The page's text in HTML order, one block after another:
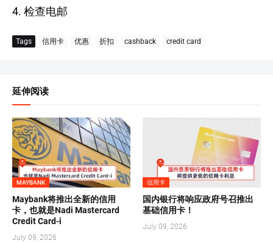
4. 检查电邮
Tags 信用卡 优惠 折扣 cashback credit card
延伸阅读
MAYBANK
Maybank将推出全新的信用
卡，也就是Nadi Mastercard
Credit Card-i
July 09, 2026
信用卡
国内银行将响应政府号召推出
基础信用卡！
July 09, 2026